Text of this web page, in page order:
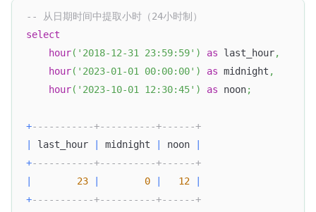
-- 从日期时间中提取小时（24小时制）
select
hour( '2018-12-31 23:59:59' ) as last_hour,
hour( '2023-01-01 00:00:00' ) as midnight ,
hour( '2023-10-01 12:30:45' ) as noon;
+-----------+----------+------+
last_hour midnight noon
+-----------+----------+------+
23 0 12
+-----------+----------+------+